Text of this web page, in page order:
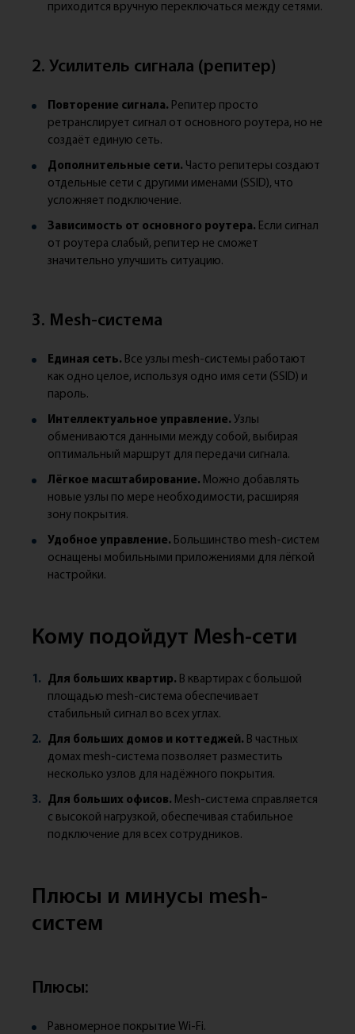
приходится вручную переключаться между сетями.
2. Усилитель сигнала (репитер)
Повторение сигнала. Репитер просто
ретранслирует сигнал от основного роутера, но не
создаёт единую сеть.
Дополнительные сети. Часто репитеры создают
отдельные сети с другими именами (SSID), что
усложняет подключение.
Зависимость от основного роутера. Если сигнал
от роутера слабый, репитер не сможет
значительно улучшить ситуацию.
3. Mesh-система
Единая сеть. Все узлы mesh-системы работают
как одно целое, используя одно имя сети (SSID) и
пароль.
Интеллектуальное управление. Узлы
обмениваются данными между собой, выбирая
оптимальный маршрут для передачи сигнала.
Лёгкое масштабирование. Можно добавлять
новые узлы по мере необходимости, расширяя
зону покрытия.
Удобное управление. Большинство mesh-систем
оснащены мобильными приложениями для лёгкой
настройки.
Кому подойдут Mesh-сети
Для больших квартир. В квартирах с большой
площадью mesh-система обеспечивает
стабильный сигнал во всех углах.
Для больших домов и коттеджей. В частных
домах mesh-система позволяет разместить
несколько узлов для надёжного покрытия.
Для больших офисов. Mesh-система справляется
с высокой нагрузкой, обеспечивая стабильное
подключение для всех сотрудников.
Плюсы и минусы mesh-
систем
Плюсы:
Равномерное покрытие Wi-Fi.